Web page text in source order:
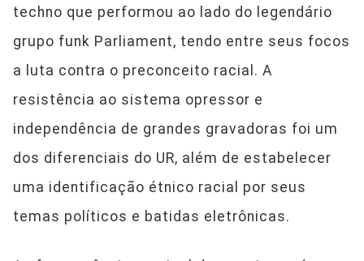
techno que performou ao lado do legendário
grupo funk Parliament, tendo entre seus focos
a luta contra o preconceito racial. A
resistência ao sistema opressor e
independência de grandes gravadoras foi um
dos diferenciais do UR, além de estabelecer
uma identificação étnico racial por seus
temas políticos e batidas eletrônicas.